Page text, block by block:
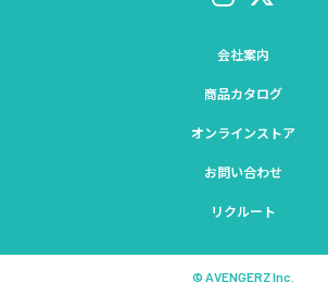
会社案内
商品カタログ
オンラインストア
お問い合わせ
リクルート
© AVENGERZ Inc.